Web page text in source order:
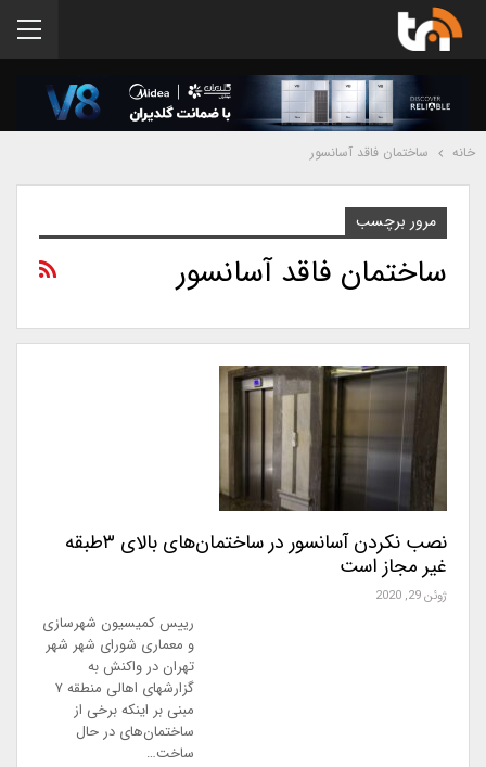
خانه ساختمان فاقد آسانسور
مرور برچسب
ساختمان فاقد آسانسور
نصب نکردن آسانسور در ساختمان‌های بالای ۳طبقه
غیر مجاز است
ژوئن 29, 2020
رییس کمیسیون شهرسازی
و معماری شورای شهر شهر
تهران در واکنش به
گزارشهای اهالی منطقه ۷
مبنی بر اینکه برخی از
ساختمان‌های در حال
ساخت…